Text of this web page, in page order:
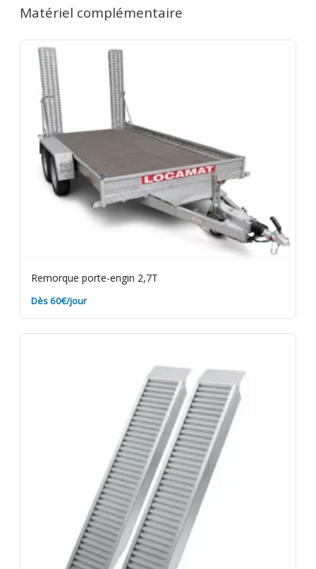
dès le 2e jour. 7 jours = 4 jours facturés. 1 mois = 12
du matériel en bon état. Le matériel doit être rendu
propre et avec le plein de carburant si motorisé.
Assurance bris de machine en option.
Matériel complémentaire
Remorque porte-engin 2,7T
Dès 60€/jour